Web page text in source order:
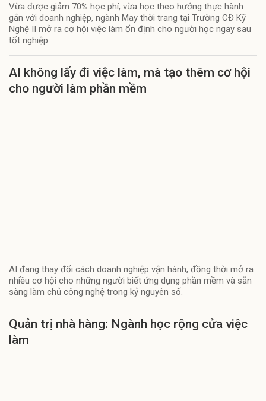
Vừa được giảm 70% học phí, vừa học theo hướng thực hành
gắn với doanh nghiệp, ngành May thời trang tại Trường CĐ Kỹ
Nghệ II mở ra cơ hội việc làm ổn định cho người học ngay sau
tốt nghiệp.
AI không lấy đi việc làm, mà tạo thêm cơ hội
cho người làm phần mềm
AI đang thay đổi cách doanh nghiệp vận hành, đồng thời mở ra
nhiều cơ hội cho những người biết ứng dụng phần mềm và sẵn
sàng làm chủ công nghệ trong kỷ nguyên số.
Quản trị nhà hàng: Ngành học rộng cửa việc
làm